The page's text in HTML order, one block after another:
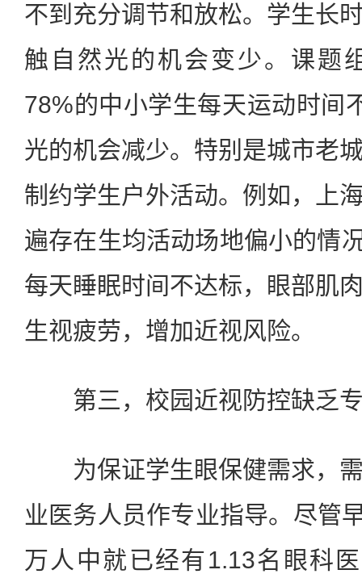
不到充分调节和放松。学生长
触自然光的机会变少。课题
78%的中小学生每天运动时间
光的机会减少。特别是城市老
制约学生户外活动。例如，上
遍存在生均活动场地偏小的情
每天睡眠时间不达标，眼部肌
生视疲劳，增加近视风险。
第三，校园近视防控缺乏专
为保证学生眼保健需求，需
业医务人员作专业指导。尽管
万人中就已经有1.13名眼科